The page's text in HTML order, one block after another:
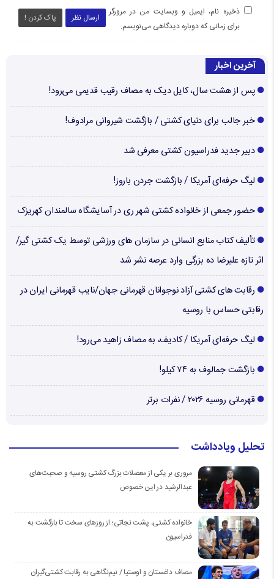
ارسال نظر پاک کردن !
ذخیره نام، ایمیل و وبسایت من در مرورگر
برای زمانی که دوباره دیدگاهی می‌نویسم.
آخرین اخبار
پس از هشت سال، کایل دیک به مصاف رقیب قدیمی می‌رود!
خبر جالب برای دنیای کشتی / بازگشت شیروانی مرادوف!
دبیر جدید فدراسیون کشتی معرفی شد
لیگ حرفه‌ای آمریکا / بازگشت جردن باروز!
حضور جمعی از خانواده کشتی شهر ری در آسایشگاه سالمندان کهریزک
تألیف کتاب منابع انسانی در سازمان های ورزشی توسط یک کشتی گیر/
اثر تازه علیرضا ده بزرگی وارد عرصه نشر شد
رقابت های کشتی آزاد نوجوانان قهرمانی جهان/نایب قهرمانی ایران در
رقابتی حساس با روسیه
لیگ حرفه‌ای آمریکا / کادیف، به مصاف زاهید می‌رود!
بازگشت جمالوف به ۷۴ کیلو!
قهرمانی روسیه ۲۰۲۶ / نفرات برتر
تحلیل ویادداشت
مروری بر یکی از معضلات بزرگ کشتی روسیه و صحبت‌های
عبدالرشید در این خصوص
خانواده کشتی، پشت نجاتی؛ از روزهای سخت تا بازگشت به
فدراسیون
مصاف داغستان و اوستیا / نیم‌نگاهی به رقابت کشتی‌گیران